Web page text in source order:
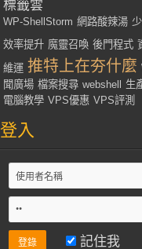
標籤雲
WP-ShellStorm 網路酸辣湯
效率提升 魔靈召喚 後門程式
維運 推特上在夯什麼
聞廣場 檔案搜尋 webshell 生
電腦教學 VPS優惠 VPS評測
登入
記住我